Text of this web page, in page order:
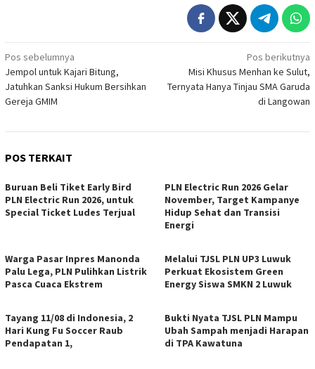
Navigasi
pos
Pos sebelumnya
Jempol untuk Kajari Bitung,
Jatuhkan Sanksi Hukum Bersihkan
Gereja GMIM
Pos berikutnya
Misi Khusus Menhan ke Sulut,
Ternyata Hanya Tinjau SMA Garuda
di Langowan
POS TERKAIT
Buruan Beli Tiket Early Bird
PLN Electric Run 2026, untuk
Special Ticket Ludes Terjual
PLN Electric Run 2026 Gelar
November, Target Kampanye
Hidup Sehat dan Transisi
Energi
Warga Pasar Inpres Manonda
Palu Lega, PLN Pulihkan Listrik
Pasca Cuaca Ekstrem
Melalui TJSL PLN UP3 Luwuk
Perkuat Ekosistem Green
Energy Siswa SMKN 2 Luwuk
Tayang 11/08 di Indonesia, 2
Hari Kung Fu Soccer Raub
Pendapatan 1,
Bukti Nyata TJSL PLN Mampu
Ubah Sampah menjadi Harapan
di TPA Kawatuna